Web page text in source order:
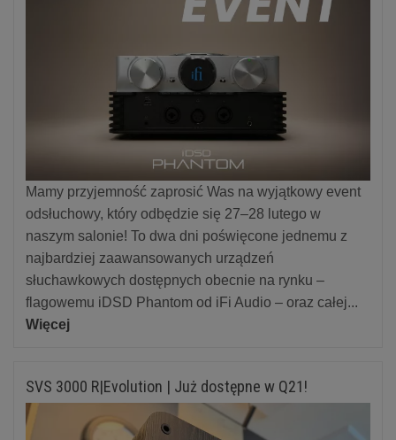
Mamy przyjemność zaprosić Was na wyjątkowy event
odsłuchowy, który odbędzie się 27–28 lutego w
naszym salonie! To dwa dni poświęcone jednemu z
najbardziej zaawansowanych urządzeń
słuchawkowych dostępnych obecnie na rynku –
flagowemu iDSD Phantom od iFi Audio – oraz całej...
Więcej
SVS 3000 R|Evolution | Już dostępne w Q21!